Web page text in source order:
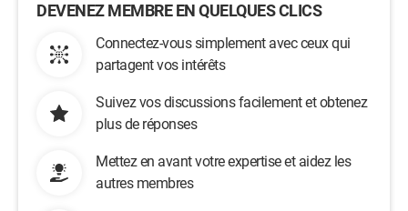
DEVENEZ MEMBRE EN QUELQUES CLICS
Connectez-vous simplement avec ceux qui
partagent vos intérêts
Suivez vos discussions facilement et obtenez
plus de réponses
Mettez en avant votre expertise et aidez les
autres membres